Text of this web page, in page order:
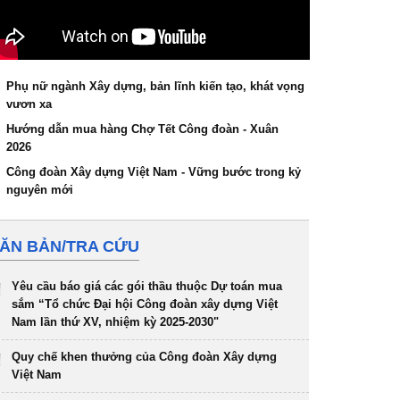
Phụ nữ ngành Xây dựng, bản lĩnh kiến tạo, khát vọng
vươn xa
Hướng dẫn mua hàng Chợ Tết Công đoàn - Xuân
2026
Công đoàn Xây dựng Việt Nam - Vững bước trong kỷ
nguyên mới
BẢN/TRA CỨU
Yêu cầu báo giá các gói thầu thuộc Dự toán mua
sắm “Tổ chức Đại hội Công đoàn xây dựng Việt
Nam lần thứ XV, nhiệm kỳ 2025-2030"
Quy chế khen thưởng của Công đoàn Xây dựng
Việt Nam